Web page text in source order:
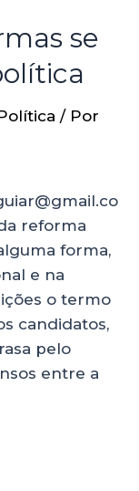
se
/ Por
reforma
forma,
e na
o termo
candidatos,
pelo
entre a